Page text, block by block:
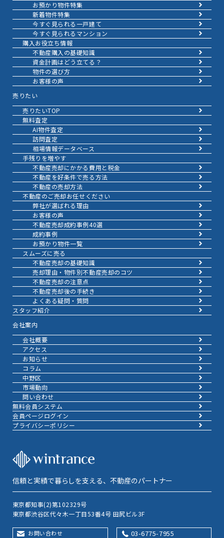
お預かり物件特集
新着物件特集
今すぐ見られる一戸建て
今すぐ見られるマンション
購入お役立ち情報
不動産購入の基礎知識
資金計画はどう立てる？
物件の選び方
お客様の声
売りたい
売りたいTOP
無料査定
AI物件査定
訪問査定
相場情報データベース
手残りを増やす
不動産売却にかかる費用と税金
不動産を好条件で売る方法
不動産の売却方法
不動産のご売却お任せください
弊社が選ばれる理由
お客様の声
不動産売却成約事例40選
成約事例
お預かり物件一覧
スムーズに売る
不動産売却の基礎知識
売却理由・物件別不動産売却のコツ
不動産売却の注意点
不動産売却後の手続き
よくある疑問・質問
スタッフ紹介
会社案内
会社概要
アクセス
お知らせ
コラム
中野区
市場動向
問い合わせ
無料会員システム
会員ページログイン
プライバシーポリシー
信頼と実績で暮らしを支える、不動産のパートナー
東京都知事(2)第102329号
東京都渋谷区代々木一丁目53番4号 田尻ビル3F
お問い合わせ 03-6775-7955